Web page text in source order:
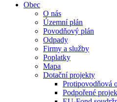
Obec
O nás
Územní plán
Povodňový plán
Odpady
Firmy a služby
Poplatky
Mapa
Dotační projekty
Protipovodňová
Podpořené